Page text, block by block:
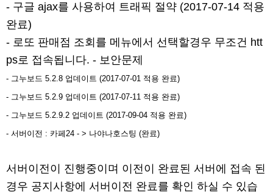
- 구글 ajax를 사용하여 트래픽 절약 (2017-07-14 적용
완료)
- 로또 판매점 조회를 메뉴에서 선택할경우 무조건 htt
ps로 접속됩니다. - 보안문제
- 그누보드 5.2.8 업데이트 (2017-07-01 적용 완료)
- 그누보드 5.2.9 업데이트 (2017-07-11 적용 완료)
- 그누보드 5.2.9.2 업데이트 (2017-09-04 적용 완료)​
- 서버이전 : 카페24 - > 나야나호스팅 (완료)
서버이전이 진행중이며 이전이 완료된 서버에 접속 된
경우 공지사항에 서버이전 완료를 확인 하실 수 있습